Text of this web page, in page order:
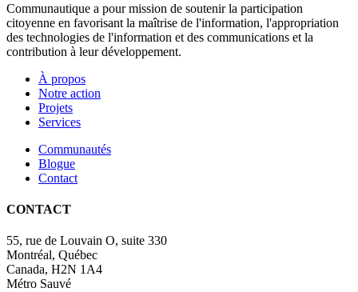
Communautique a pour mission de soutenir la participation
citoyenne en favorisant la maîtrise de l'information, l'appropriation
des technologies de l'information et des communications et la
contribution à leur développement.
À propos
Notre action
Projets
Services
Communautés
Blogue
Contact
CONTACT
55, rue de Louvain O, suite 330
Montréal, Québec
Canada, H2N 1A4
Métro Sauvé